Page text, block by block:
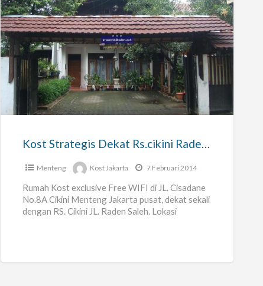
Kost
Strategis
Dekat
Rs.cikini
Kost Strategis Dekat Rs.cikini Raden Saleh Free Wifi
Menteng Kost Jakarta 7 Februari 2014
Rumah Kost exclusive Free WIFI di JL. Cisadane
No.8A Cikini Menteng Jakarta pusat, dekat sekali
dengan RS. Cikini JL. Raden Saleh. Lokasi